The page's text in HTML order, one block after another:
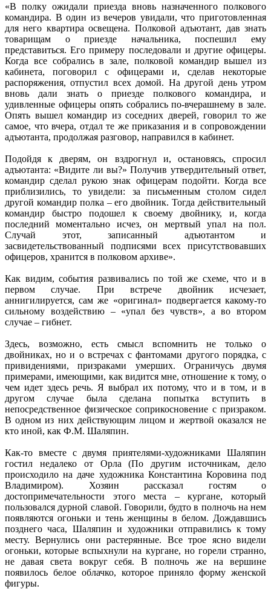
«В полку ожидали приезда вновь назначенного полкового
командира. В один из вечеров увидали, что приготовленная
для него квартира освещена. Полковой адъютант, дав знать
товарищам о приезде начальника, поспешил ему
представиться. Его примеру последовали и другие офицеры.
Когда все собрались в зале, полковой командир вышел из
кабинета, поговорил с офицерами и, сделав некоторые
распоряжения, отпустил всех домой. На другой день утром
вновь дали знать о приезде полкового командира, и
удивленные офицеры опять собрались по-вчерашнему в зале.
Опять вышел командир из соседних дверей, говорил то же
самое, что вчера, отдал те же приказания и в сопровождении
адъютанта, продолжая разговор, направился в кабинет.
Подойдя к дверям, он вздрогнул и, остановясь, спросил
адъютанта: «Видите ли вы?» Получив утвердительный ответ,
командир сделал рукою знак офицерам подойти. Когда все
приблизились, то увидели: за письменным столом сидел
другой командир полка – его двойник. Тогда действительный
командир быстро подошел к своему двойнику, и, когда
последний моментально исчез, он мертвый упал на пол.
Случай этот, записанный адъютантом и
засвидетельствованный подписями всех присутствовавших
офицеров, хранится в полковом архиве».
Как видим, события развивались по той же схеме, что и в
первом случае. При встрече двойник исчезает,
аннигилируется, сам же «оригинал» подвергается какому-то
сильному воздействию – «упал без чувств», а во втором
случае – гибнет.
Здесь, возможно, есть смысл вспомнить не только о
двойниках, но и о встречах с фантомами другого порядка, с
привидениями, призраками умерших. Ограничусь двумя
примерами, имеющими, как видится мне, отношение к тому, о
чем идет здесь речь. Я выбрал их потому, что и в том, и в
другом случае была сделана попытка вступить в
непосредственное физическое соприкосновение с призраком.
В одном из них действующим лицом и жертвой оказался не
кто иной, как Ф.М. Шаляпин.
Как-то вместе с двумя приятелями-художниками Шаляпин
гостил недалеко от Орла (По другим источникам, дело
происходило на даче художника Константина Коровина под
Владимиром). Хозяин рассказал гостям о
достопримечательности этого места – кургане, который
пользовался дурной славой. Говорили, будто в полночь на нем
появляются огоньки и тень женщины в белом. Дождавшись
позднего часа, Шаляпин и художники отправились к тому
месту. Вернулись они растерянные. Все трое ясно видели
огоньки, которые вспыхнули на кургане, но горели странно,
не давая света вокруг себя. В полночь же на вершине
появилось белое облачко, которое приняло форму женской
фигуры.